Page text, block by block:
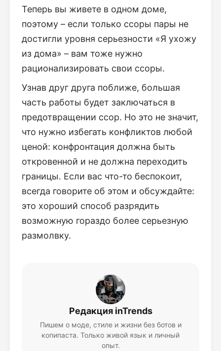
Теперь вы живете в одном доме,
поэтому – если только ссоры пары не
достигли уровня серьезности «Я ухожу
из дома» – вам тоже нужно
рационализировать свои ссоры.
Узнав друг друга поближе, большая
часть работы будет заключаться в
предотвращении ссор. Но это не значит,
что нужно избегать конфликтов любой
ценой: конфронтация должна быть
откровенной и не должна переходить
границы. Если вас что-то беспокоит,
всегда говорите об этом и обсуждайте:
это хороший способ разрядить
возможную гораздо более серьезную
размолвку.
Редакция inTrends
Пишем о моде, стиле и жизни без ботов и
копипаста. Только живой язык и личный
опыт.